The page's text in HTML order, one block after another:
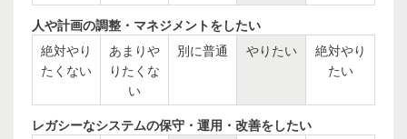
人や計画の調整・マネジメントをしたい
絶対やり
たくない
あまりや
りたくな
い
別に普通 やりたい
絶対やり
たい
レガシーなシステムの保守・運用・改善をしたい